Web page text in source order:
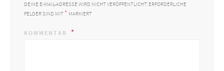
DEINE E-MAIL-ADRESSE WIRD NICHT VERÖFFENTLICHT. ERFORDERLICHE
FELDER SIND MIT * MARKIERT
KOMMENTAR